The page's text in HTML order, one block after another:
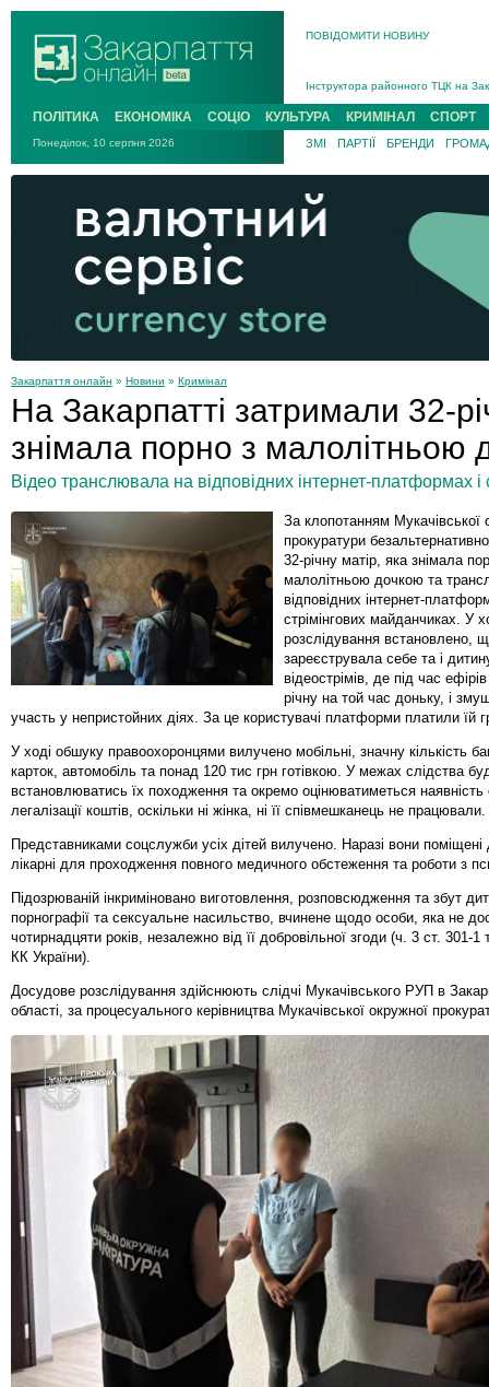
ПОВІДОМИТИ НОВИНУ
Інструктора районного ТЦК на
В Ужгороді попрощаються із
Підтвердили загибель
На війні загинув 26-річний
ПОЛІТИКА ЕКОНОМІКА СОЦІО КУЛЬТУРА КРИМІНАЛ СПОРТ
Понеділок, 10 серпня 2026 ЗМІ ПАРТІЇ БРЕНДИ
Закарпаття онлайн » Новини » Кримінал
На Закарпатті затримали 32-
знімала порно з
Відео транслювала на відповідних інтернет-платформах і
За клопотанням Мукачівської
прокуратури
32-річну матір, яка знімала
малолітньою дочкою та
відповідних інтернет-
стрімінгових майданчиках. У
розслідування встановлено,
зареєструвала себе та і
відеострімів, де під час
річну на той час доньку, і
участь у непристойних діях. За це користувачі платформи платили їй
У ході обшуку правоохоронцями вилучено мобільні, значну кількість
карток, автомобіль та понад 120 тис грн готівкою. У межах слідства
встановлюватись їх походження та окремо оцінюватиметься наявність
легалізації коштів, оскільки ні жінка, ні її співмешканець не працювали.
Представниками соцслужби усіх дітей вилучено. Наразі вони поміщені
лікарні для проходження повного медичного обстеження та роботи з
Підозрюваній інкриміновано виготовлення, розповсюдження та збут
порнографії та сексуальне насильство, вчинене щодо особи, яка не
чотирнадцяти років, незалежно від її добровільної згоди (ч. 3 ст. 301-1
КК України).
Досудове розслідування здійснюють слідчі Мукачівського РУП в
області, за процесуального керівництва Мукачівської окружної